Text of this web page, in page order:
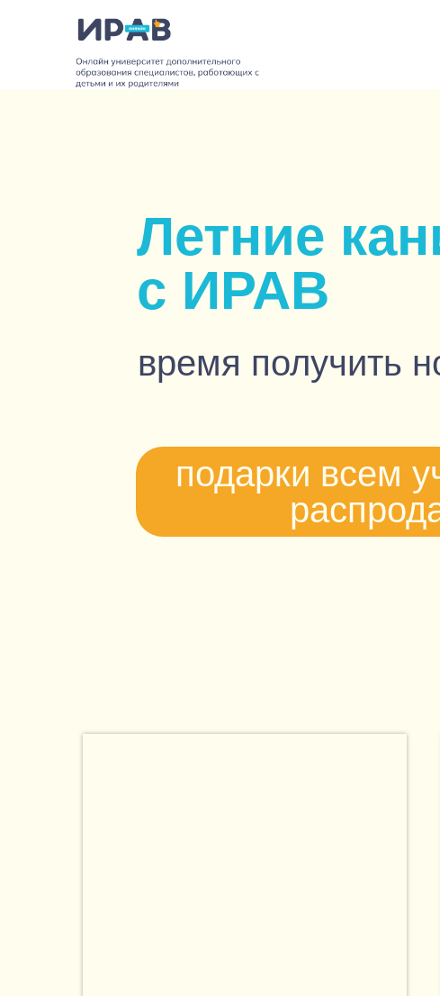
Летние
с ИРАВ
время получить
подарки всем